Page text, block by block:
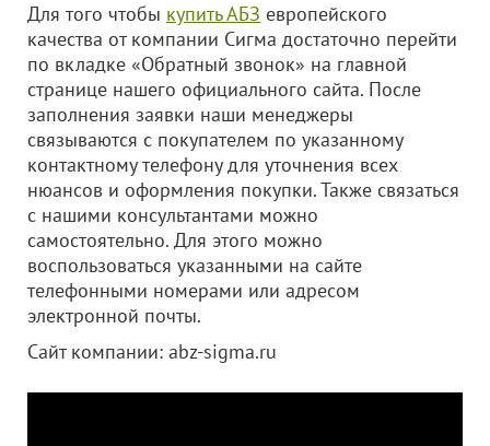
Для того чтобы купить АБЗ европейского
качества от компании Сигма достаточно перейти
по вкладке «Обратный звонок» на главной
странице нашего официального сайта. После
заполнения заявки наши менеджеры
связываются с покупателем по указанному
контактному телефону для уточнения всех
нюансов и оформления покупки. Также связаться
с нашими консультантами можно
самостоятельно. Для этого можно
воспользоваться указанными на сайте
телефонными номерами или адресом
электронной почты.
Сайт компании: abz-sigma.ru